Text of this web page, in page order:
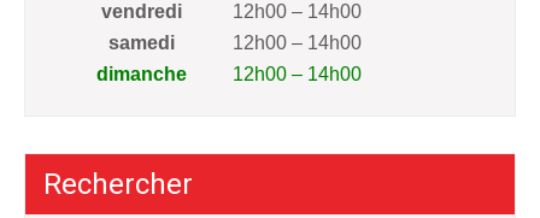
vendredi
12h00 – 14h00
samedi
12h00 – 14h00
dimanche
12h00 – 14h00
Rechercher